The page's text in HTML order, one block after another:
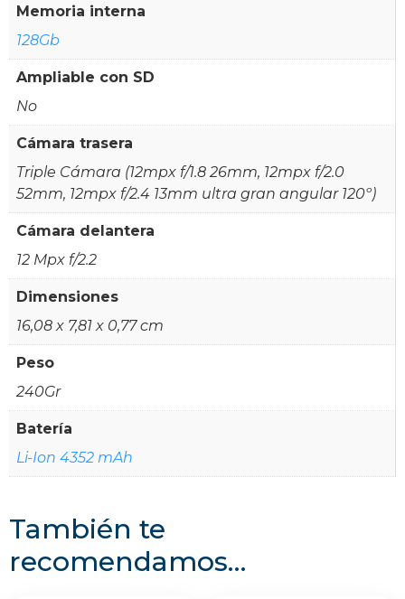
Memoria interna
128Gb
Ampliable con SD
No
Cámara trasera
Triple Cámara (12mpx f/1.8 26mm, 12mpx f/2.0
52mm, 12mpx f/2.4 13mm ultra gran angular 120º)
Cámara delantera
12 Mpx f/2.2
Dimensiones
16,08 x 7,81 x 0,77 cm
Peso
240Gr
Batería
Li-Ion 4352 mAh
También te
recomendamos…